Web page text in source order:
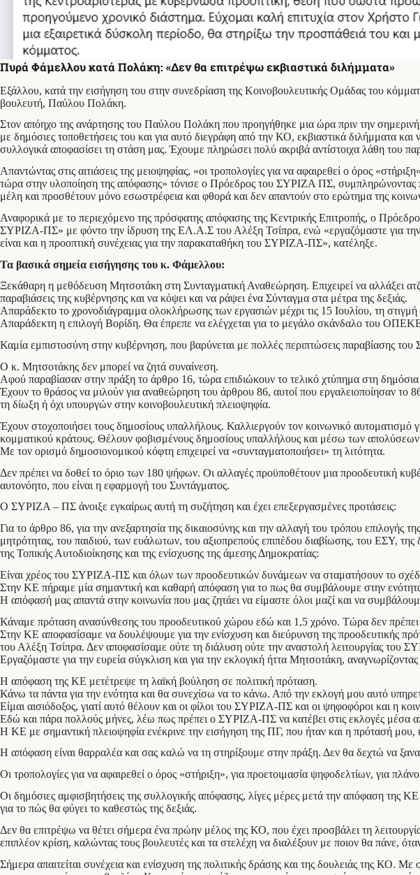
Πυρά Φάμελλου κατά Πολάκη: «Δεν θα επιτρέψω εκβιαστικά διλήμματα»
Εξάλλου, κατά την εισήγηση του στην συνεδρίαση της Κοινοβουλευτικής Ομάδας του
βουλευτή, Παύλου Πολάκη.
Στον απόηχο της ανάρτησης του Παύλου Πολάκη που προηγήθηκε μια ώρα πριν την
με δημόσιες τοποθετήσεις του και για αυτό διεγράφη από την ΚΟ, εκβιαστικά διλήμματα
συλλογικά αποφασίσει τη στάση μας. Έχουμε πληρώσει πολύ ακριβά αντίστοιχα λάθη του
Απαντώντας στις αιτιάσεις της μειοψηφίας, «οι τροπολογίες για να αφαιρεθεί ο όρος
τώρα στην υλοποίηση της απόφασης» τόνισε ο Πρόεδρος του ΣΥΡΙΖΑ ΠΣ, συμπληρώνοντας
μέλη και προσθέτουν μόνο εσωστρέφεια και φθορά και δεν απαντούν στο ερώτημα της
Αναφορικά με το περιεχόμενο της πρόσφατης απόφασης της Κεντρικής Επιτροπής, ο
ΣΥΡΙΖΑ-ΠΣ» με φόντο την ίδρυση της ΕΛ.Α.Σ του Αλέξη Τσίπρα, ενώ «εργαζόμαστε για
είναι και η προοπτική συνέχειας για την παρακαταθήκη του ΣΥΡΙΖΑ-ΠΣ», κατέληξε.
Τα βασικά σημεία εισήγησης του κ. Φάμελλου:
Ξεκάθαρη η μεθόδευση Μητσοτάκη στη Συνταγματική Αναθεώρηση. Επιχειρεί να αλλάξει
παραβιάσεις της κυβέρνησης και να κόψει και να ράψει ένα Σύνταγμα στα μέτρα της δεξιάς.
Απαράδεκτο το χρονοδιάγραμμα ολοκλήρωσης των εργασιών μέχρι τις 15 Ιουλίου, τη
Απαράδεκτη η επιλογή Βορίδη. Θα έπρεπε να ελέγχεται για το μεγάλο σκάνδαλο του
Καμία εμπιστοσύνη στην κυβέρνηση, που βαρύνεται με πολλές περιπτώσεις παραβίασης
Ο κ. Μητσοτάκης δεν μπορεί να ζητά συναίνεση.
Αφού παραβίασαν στην πράξη το άρθρο 16, τώρα επιδιώκουν το τελικό χτύπημα στη
Έχουν το θράσος να μιλούν για αναθεώρηση του άρθρου 86, αυτοί που εργαλειοποίησαν το
τη δίωξη ή όχι υπουργών στην κοινοβουλευτική πλειοψηφία.
Έχουν στοχοποιήσει τους δημοσίους υπαλλήλους. Καλλιεργούν τον κοινωνικό αυτοματισμό
κομματικού κράτους. Θέλουν φοβισμένους δημοσίους υπαλλήλους και μέσω των απολύσεων
Με τον ορισμό δημοσιονομικού κόφτη επιχειρεί να «συνταγματοποιήσει» τη λιτότητα.
Δεν πρέπει να δοθεί το όριο των 180 ψήφων. Οι αλλαγές προϋποθέτουν μια προοδευτική
αυτονόητο, που είναι η εφαρμογή του Συντάγματος.
Ο ΣΥΡΙΖΑ – ΠΣ άνοιξε εγκαίρως αυτή τη συζήτηση και έχει επεξεργασμένες προτάσεις:
Για το άρθρο 86, για την ανεξαρτησία της δικαιοσύνης και την αλλαγή του τρόπου επιλογής
μητρότητας, του παιδιού, των ευάλωτων, του αξιοπρεπούς επιπέδου διαβίωσης, του ΕΣΥ,
της Τοπικής Αυτοδιοίκησης και της ενίσχυσης της άμεσης Δημοκρατίας:
Είναι χρέος του ΣΥΡΙΖΑ-ΠΣ και όλων των προοδευτικών δυνάμεων να σταματήσουν το
Στην ΚΕ πήραμε μία σημαντική και καθαρή απόφαση για το πως θα συμβάλουμε στην ενότητα
Η απόφασή μας απαντά στην κοινωνία που μας ζητάει να είμαστε όλοι μαζί και να
Κάναμε πρόταση ανασύνθεσης του προοδευτικού χώρου εδώ και 1,5 χρόνο. Τώρα δεν πρέπει
Στην ΚΕ αποφασίσαμε να δουλέψουμε για την ενίσχυση και διεύρυνση της προοδευτικής
του Αλέξη Τσίπρα. Δεν αποφασίσαμε ούτε τη διάλυση ούτε την αναστολή λειτουργίας του
Εργαζόμαστε για την ευρεία σύγκλιση και για την εκλογική ήττα Μητσοτάκη,
Η απόφαση της ΚΕ μετέτρεψε τη λαϊκή βούληση σε πολιτική πρόταση.
Κάνω τα πάντα για την ενότητα και θα συνεχίσω να το κάνω. Από την εκλογή μου αυτό
Είμαι αισιόδοξος, γιατί αυτό θέλουν και οι φίλοι του ΣΥΡΙΖΑ-ΠΣ και οι ψηφοφόροι και η
Εδώ και πάρα πολλούς μήνες, λέω πως πρέπει ο ΣΥΡΙΖΑ-ΠΣ να κατέβει στις εκλογές μέσα
Η ΚΕ με σημαντική πλειοψηφία ενέκρινε την εισήγηση της ΠΓ, που ήταν και η πρότασή
Η απόφαση είναι θαρραλέα και σας καλώ να τη στηρίξουμε στην πράξη. Δεν θα δεχτώ να
Οι τροπολογίες για να αφαιρεθεί ο όρος «στήριξη», για προετοιμασία ψηφοδελτίων, για
Οι δημόσιες αμφισβητήσεις της συλλογικής απόφασης, λίγες μέρες μετά την απόφαση της
για το πώς θα φύγει το καθεστώς της δεξιάς.
Δεν θα επιτρέψω να θέτει σήμερα ένα πρώην μέλος της ΚΟ, που έχει προσβάλει τη
επιπλέον κρίση, καλώντας τους βουλευτές και τα στελέχη να διαλέξουν με ποιον θα πάνε,
Σήμερα απαιτείται συνέχεια και ενίσχυση της πολιτικής δράσης και της δουλειάς της ΚΟ.